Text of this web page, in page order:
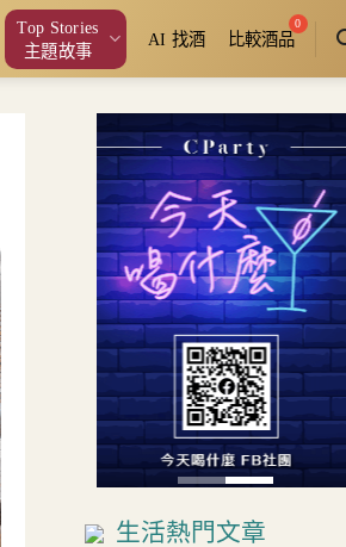
Top Stories
主題故事
AI 找酒 比較酒品
生活熱門文章